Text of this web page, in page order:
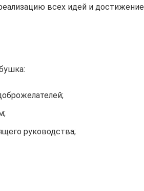
всех идей и достижение
руководства;